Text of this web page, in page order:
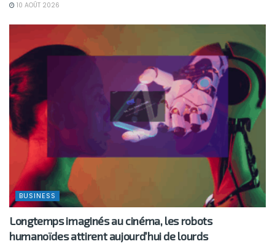
10 AOÛT 2026
BUSINESS
Longtemps imaginés au cinéma, les robots
humanoïdes attirent aujourd’hui de lourds